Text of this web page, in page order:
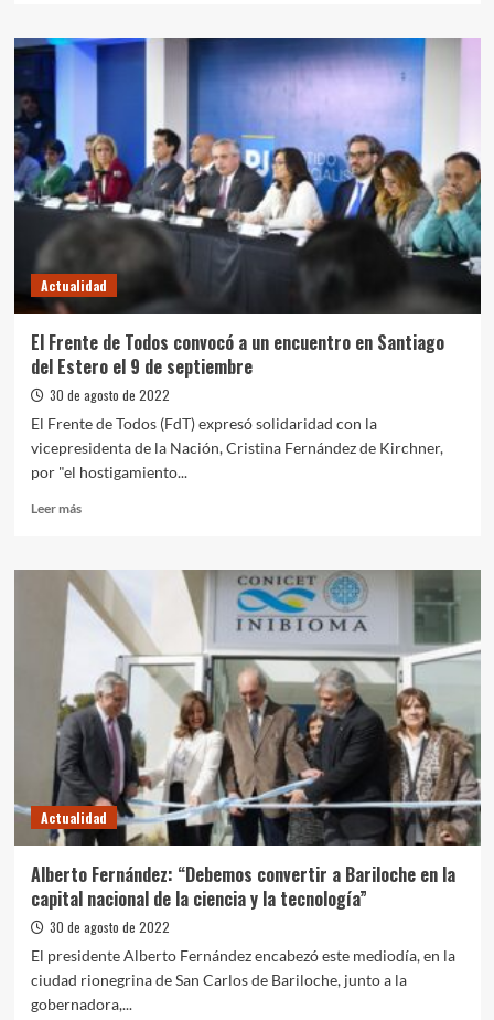
El
Municipio
emprendedores
independientes
de
Alte
Brown
Actualidad
El Frente de Todos convocó a un encuentro en Santiago
del Estero el 9 de septiembre
30 de agosto de 2022
El Frente de Todos (FdT) expresó solidaridad con la
vicepresidenta de la Nación, Cristina Fernández de Kirchner,
por "el hostigamiento...
Leer másLeer
El
Frente
de
Todos
convocó
un
encuentro
en
Santiago
del
Estero
el
septiembre
Actualidad
Alberto Fernández: “Debemos convertir a Bariloche en la
capital nacional de la ciencia y la tecnología”
30 de agosto de 2022
El presidente Alberto Fernández encabezó este mediodía, en la
ciudad rionegrina de San Carlos de Bariloche, junto a la
gobernadora,...